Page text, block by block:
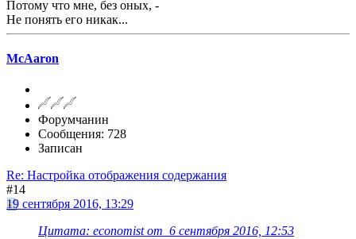
Потому что мне, без оных, -
Не понять его никак...
McAaron
Форумчанин
Сообщения: 728
Записан
Re: Настройка отображения содержания
#14
19 сентября 2016, 13:29
Цитата: economist от 6 сентября 2016, 12:53